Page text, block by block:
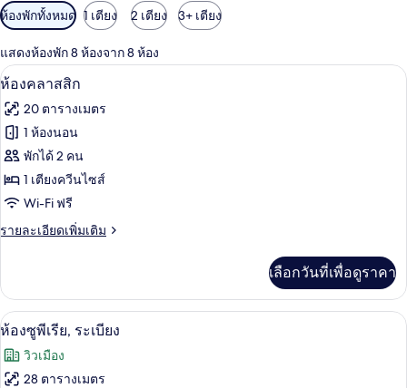
ตัว
กรอง
ที่
มี
ให้
สำหรับ
ห้อง
พัก
ห้องพักทั้งหมด 1 เตียง 2 เตียง 3+ เตียง
แสดงห้องพัก 8 ห้องจาก 8 ห้อง
เปิด
ภาพถ่าย
ทั้งหมด
ของ
ห้อง
คลาส
สิก
เครื่องนอนระดับพรีเมียม, มินิบาร์, ตู้นิ
5
ห้องคลาสสิก
20 ตารางเมตร
1 ห้องนอน
พักได้ 2 คน
1 เตียงควีนไซส์
Wi-Fi ฟรี
รายละเอียดเพิ่มเติม
ราย
เกี่ยว
กับ
ห้อง
สิก
เลือกวันที่เพื่อดูราคา
เปิด
ภาพถ่าย
ทั้งหมด
ห้องซูพีเรีย, ระเบียง | เครื่องนอนระดั
5
ห้องซูพีเรีย, ระเบียง
วิวเมือง
28 ตารางเมตร